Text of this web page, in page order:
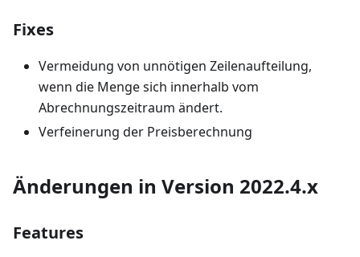
Fixes
Vermeidung von unnötigen Zeilenaufteilung,
wenn die Menge sich innerhalb vom
Abrechnungszeitraum ändert.
Verfeinerung der Preisberechnung
Änderungen in Version 2022.4.x
Features